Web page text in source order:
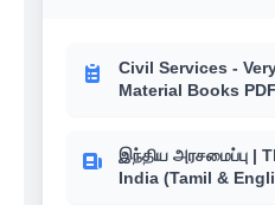
Civil Services -
Material Books PDF
இந்திய அரசமைப்பு |
India (Tamil &